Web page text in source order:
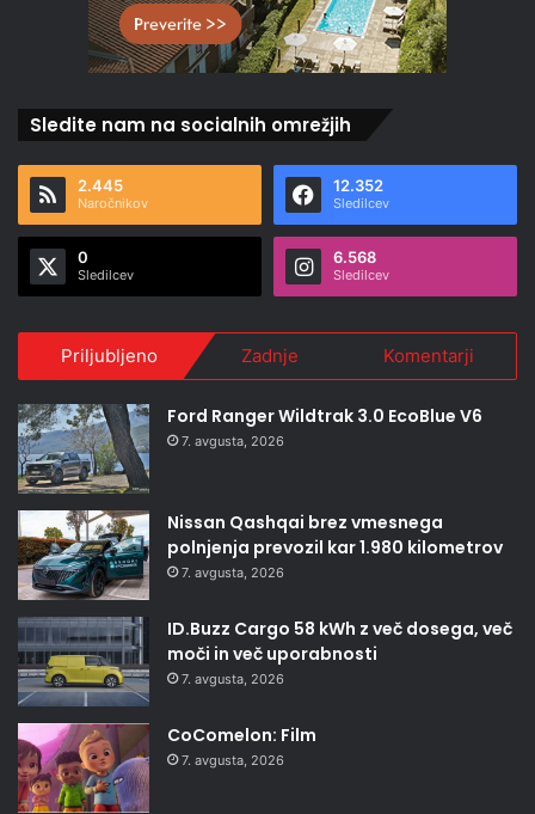
Sledite nam na socialnih omrežjih
2.445
Naročnikov
12.352
Sledilcev
0
Sledilcev
6.568
Sledilcev
Priljubljeno Zadnje Komentarji
Ford Ranger Wildtrak 3.0 EcoBlue V6
7. avgusta, 2026
Nissan Qashqai brez vmesnega
polnjenja prevozil kar 1.980 kilometrov
7. avgusta, 2026
ID.Buzz Cargo 58 kWh z več dosega, več
moči in več uporabnosti
7. avgusta, 2026
CoComelon: Film
7. avgusta, 2026